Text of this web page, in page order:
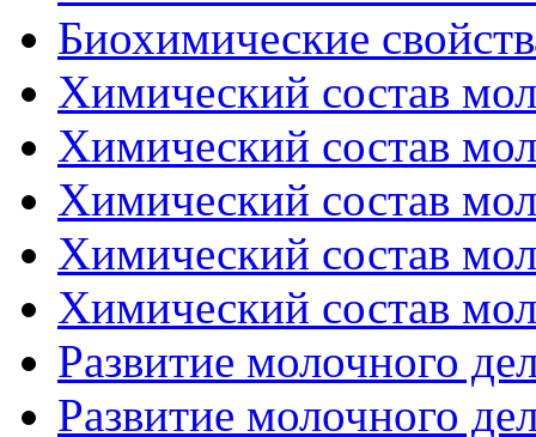
Биохимические
Химический состав
Химический состав
Химический состав
Химический состав
Химический состав
Развитие молочного
Развитие молочного